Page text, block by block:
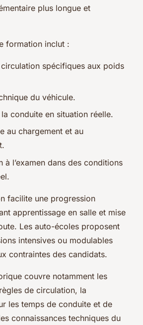
plus longue et
formation inclut :
spécifiques aux poids
du véhicule.
conduite en situation réelle.
au chargement et au
à l’examen dans des conditions
facilite une progression
apprentissage en salle et mise
Les auto-écoles proposent
intensives ou modulables
contraintes des candidats.
couvre notamment les
de circulation, la
les temps de conduite et de
connaissances techniques du